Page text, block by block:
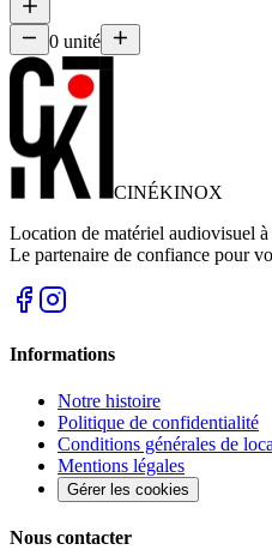
0 unité
CINÉKINOX
Location de matériel audiovisuel
Le partenaire de confiance pour
Informations
Notre histoire
Politique de confidentialité
Conditions générales de
Mentions légales
Gérer les cookies
Nous contacter